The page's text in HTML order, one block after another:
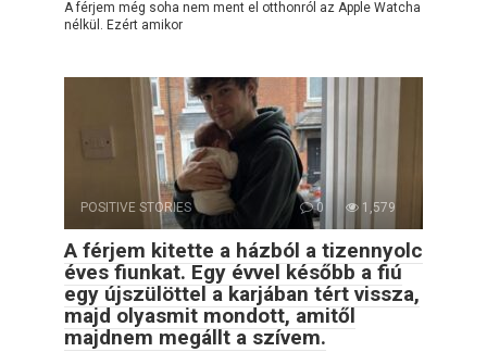
A férjem még soha nem ment el otthonról az Apple Watcha
nélkül. Ezért amikor
POSITIVE STORIES 0 1,579
A férjem kitette a házból a tizennyolc
éves fiunkat. Egy évvel később a fiú
egy újszülöttel a karjában tért vissza,
majd olyasmit mondott, amitől
majdnem megállt a szívem.